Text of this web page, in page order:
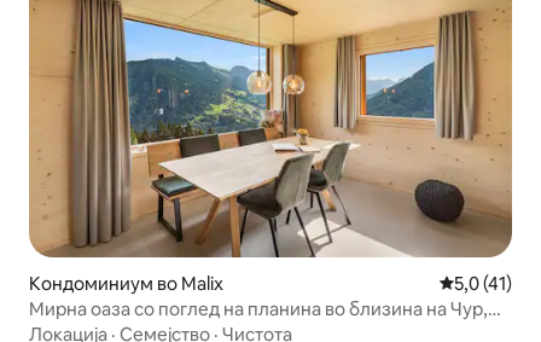
Кондоминиум во Malix Просечна
5,0 (41)
Мирна оаза со поглед на планина во близина на Чур,
Ленцерхајде | 6P
Локација · Семејство · Чистота